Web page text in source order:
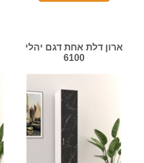
ארון דלת אחת דגם יהלי
6100